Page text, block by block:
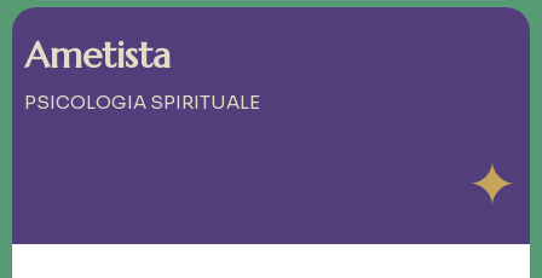
Ametista
PSICOLOGIA SPIRITUALE
✦